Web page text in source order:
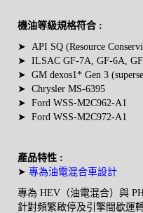
機油等級規格符合 :
➤ API SQ (Resource
➤ ILSAC GF-7A, GF-6A,
➤ GM dexos1* Gen 3
➤ Chrysler MS-6395
➤ Ford WSS-M2C962-A1
➤ Ford WSS-M2C972-A1
產品特性 :
➤ 專為油電混合車設計
專為 HEV（油電混合）與
針對頻繁啟停及引擎間歇運